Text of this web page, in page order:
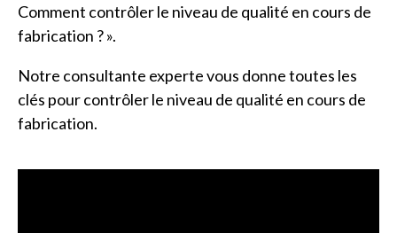
Comment contrôler le niveau de qualité en cours de
fabrication ? ».
Notre consultante experte vous donne toutes les
clés pour contrôler le niveau de qualité en cours de
fabrication.